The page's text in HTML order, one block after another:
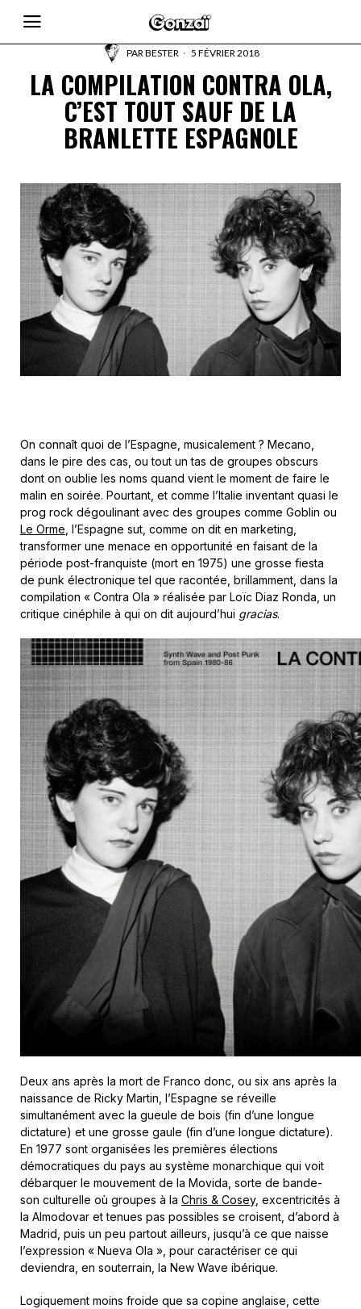
PARBESTER 5 FÉVRIER 2018
LA COMPILATION CONTRA OLA,
C’EST TOUT SAUF DE LA
BRANLETTE ESPAGNOLE
On connaît quoi de l’Espagne, musicalement ? Mecano,
dans le pire des cas, ou tout un tas de groupes obscurs
dont on oublie les noms quand vient le moment de faire le
malin en soirée. Pourtant, et comme l’Italie inventant quasi le
prog rock dégoulinant avec des groupes comme Goblin ou
Le Orme , l’Espagne sut, comme on dit en marketing,
transformer une menace en opportunité en faisant de la
période post-franquiste (mort en 1975) une grosse fiesta
de punk électronique tel que racontée, brillamment, dans la
compilation « Contra Ola » réalisée par Loïc Diaz Ronda, un
critique cinéphile à qui on dit aujourd’hui gracias.
Deux ans après la mort de Franco donc, ou six ans après la
naissance de Ricky Martin, l’Espagne se réveille
simultanément avec la gueule de bois (fin d’une longue
dictature) et une grosse gaule (fin d’une longue dictature).
En 1977 sont organisées les premières élections
démocratiques du pays au système monarchique qui voit
débarquer le mouvement de la Movida, sorte de bande-
son culturelle où groupes à la Chris & Cosey, excentricités à
la Almodovar et tenues pas possibles se croisent, d’abord à
Madrid, puis un peu partout ailleurs, jusqu’à ce que naisse
l’expression « Nueva Ola », pour caractériser ce qui
deviendra, en souterrain, la New Wave ibérique.
Logiquement moins froide que sa copine anglaise, cette